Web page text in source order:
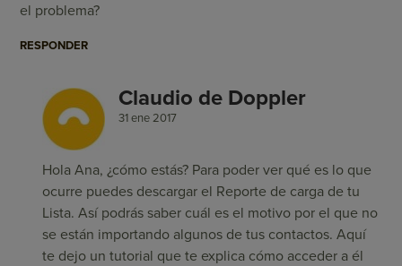
el problema?
RESPONDER
Claudio de Doppler
31 ene 2017
Hola Ana, ¿cómo estás? Para poder ver qué es lo que
ocurre puedes descargar el Reporte de carga de tu
Lista. Así podrás saber cuál es el motivo por el que no
se están importando algunos de tus contactos. Aquí
te dejo un tutorial que te explica cómo acceder a él